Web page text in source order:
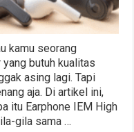
kamu seorang
butuh kualitas
asing lagi. Tapi
aja. Di artikel ini,
itu Earphone IEM High
gila sama …